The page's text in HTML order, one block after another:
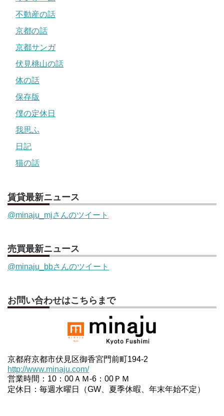
不動産の話
京都の話
京都サンガ
伏見桃山の話
体の話
保存版
僕の定休日
我思ふ
日記
猫の話
賃貸最新ニュース
@minaju_mjさんのツイート
売買最新ニュース
@minaju_bbさんのツイート
お問い合わせはこちらまで
京都府京都市伏見区御香宮門前町194-2
http://www.minaju.com/
営業時間：10：00ＡＭ-6：00ＰＭ
定休日：毎週水曜日（GW、夏季休暇、年末年始不定）